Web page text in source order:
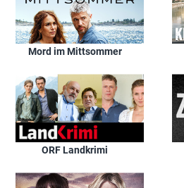
Mord im Mittsommer
ORF Landkrimi